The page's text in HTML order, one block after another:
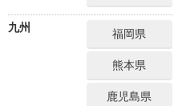
九州 福岡県
熊本県
鹿児島県